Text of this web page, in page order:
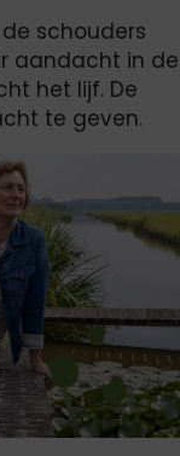
schouders
aandacht in de
het lijf. De
te geven.